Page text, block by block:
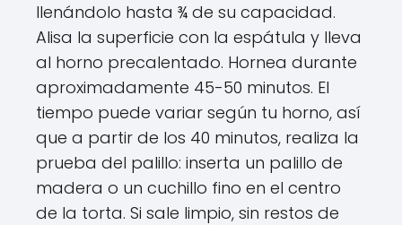
llenándolo hasta ¾ de su capacidad.
Alisa la superficie con la espátula y lleva
al horno precalentado. Hornea durante
aproximadamente 45-50 minutos. El
tiempo puede variar según tu horno, así
que a partir de los 40 minutos, realiza la
prueba del palillo: inserta un palillo de
madera o un cuchillo fino en el centro
de la torta. Si sale limpio, sin restos de